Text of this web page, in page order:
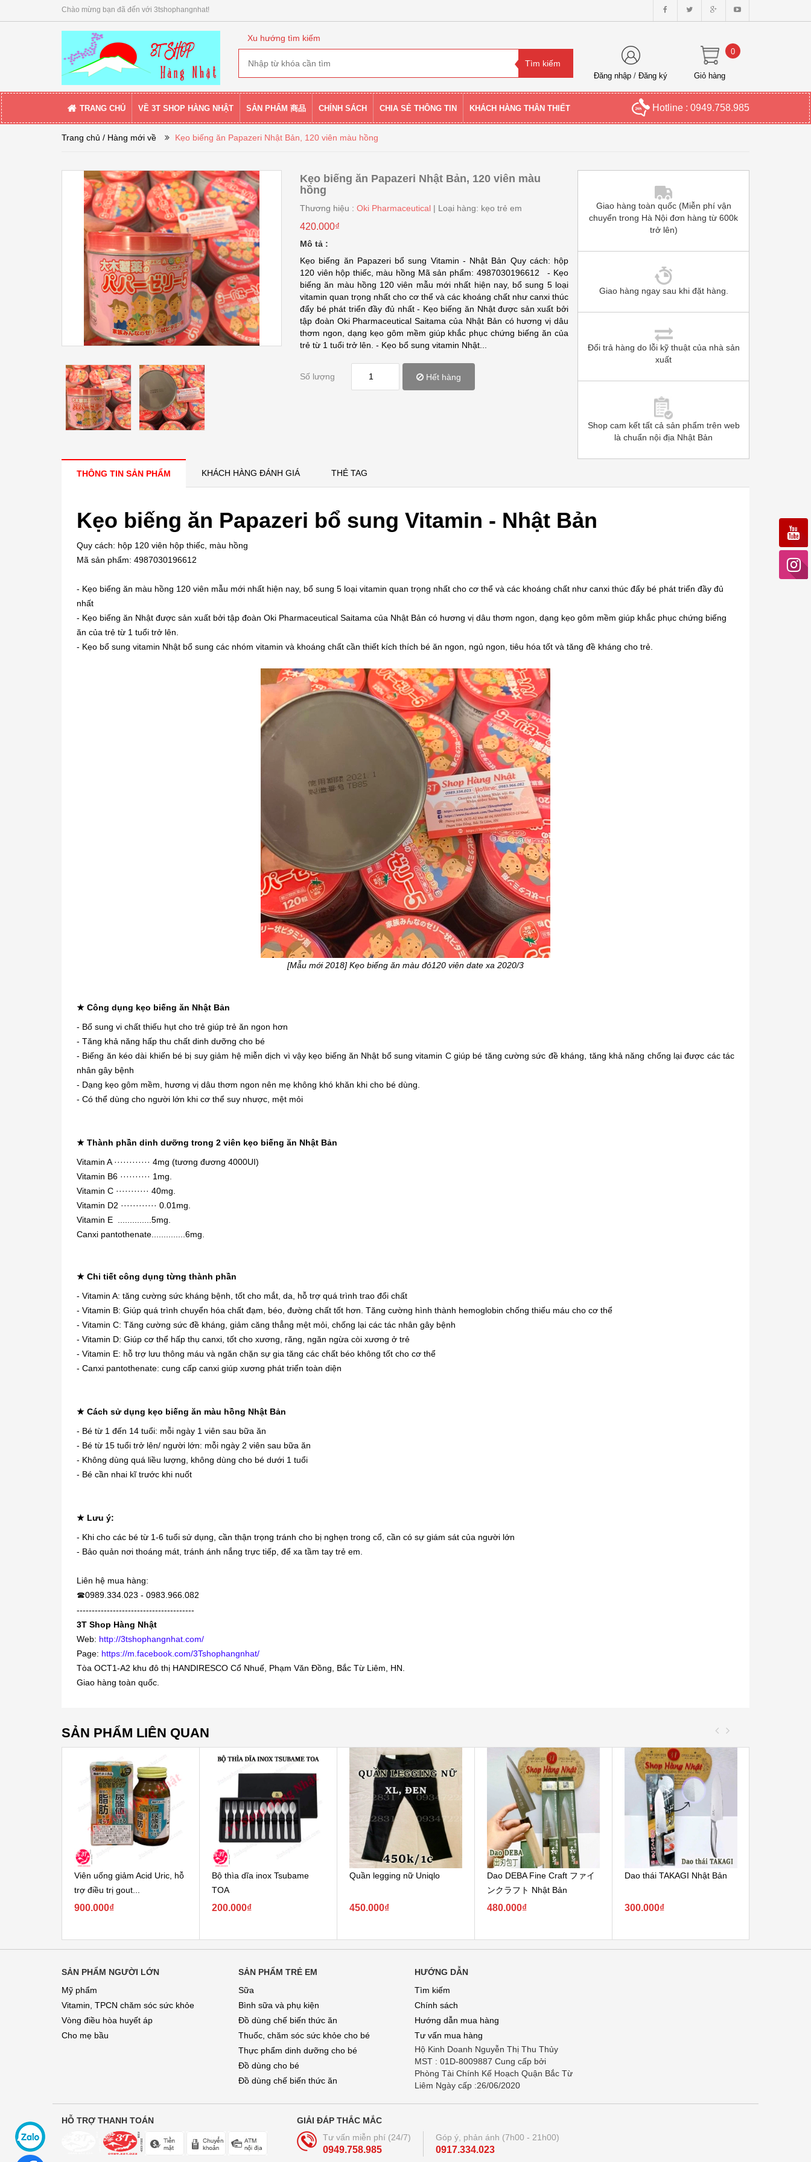
Chào mừng bạn đã đến với 3tshophangnhat!
Xu hướng tìm kiếm
Đăng nhập /Đăng ký Giỏ hàng
0
TRANG CHỦ VỀ 3T SHOP HÀNG NHẬT SẢN PHẨM 商品 CHÍNH SÁCH CHIA SẺ THÔNG TIN KHÁCH HÀNG THÂN THIẾT Hotline : 0949.758.985
Trang chủ / Hàng mới về Kẹo biếng ăn Papazeri Nhật Bản, 120 viên màu hồng
Kẹo biếng ăn Papazeri Nhật Bản, 120 viên màu
hồng
Thương hiệu : Oki Pharmaceutical | Loại hàng: kẹo trẻ em
420.000₫
Mô tả :
Kẹo biếng ăn Papazeri bổ sung Vitamin - Nhật Bản Quy cách: hộp
120 viên hộp thiếc, màu hồng Mã sản phẩm: 4987030196612 - Kẹo
biếng ăn màu hồng 120 viên mẫu mới nhất hiện nay, bổ sung 5 loại
vitamin quan trọng nhất cho cơ thể và các khoáng chất như canxi thúc
đẩy bé phát triển đầy đủ nhất - Kẹo biếng ăn Nhật được sản xuất bởi
tập đoàn Oki Pharmaceutical Saitama của Nhật Bản có hương vị dâu
thơm ngon, dạng kẹo gôm mềm giúp khắc phục chứng biếng ăn của
trẻ từ 1 tuổi trở lên. - Kẹo bổ sung vitamin Nhật...
Số lượng Hết hàng
Giao hàng toàn quốc (Miễn phí vận
chuyển trong Hà Nội đơn hàng từ 600k
trở lên)
Giao hàng ngay sau khi đặt hàng.
Đổi trả hàng do lỗi kỹ thuật của nhà sản
xuất
Shop cam kết tất cả sản phẩm trên web
là chuẩn nội địa Nhật Bản
THÔNG TIN SẢN PHẨM KHÁCH HÀNG ĐÁNH GIÁ THẺ TAG
Kẹo biếng ăn Papazeri bổ sung Vitamin - Nhật Bản
Quy cách: hộp 120 viên hộp thiếc, màu hồng
Mã sản phẩm: 4987030196612
- Kẹo biếng ăn màu hồng 120 viên mẫu mới nhất hiện nay, bổ sung 5 loại vitamin quan trọng nhất cho cơ thể và các khoáng chất như canxi thúc đẩy bé phát triển đầy đủ
nhất
- Kẹo biếng ăn Nhật được sản xuất bởi tập đoàn Oki Pharmaceutical Saitama của Nhật Bản có hương vị dâu thơm ngon, dạng kẹo gôm mềm giúp khắc phục chứng biếng
ăn của trẻ từ 1 tuổi trở lên.
- Kẹo bổ sung vitamin Nhật bổ sung các nhóm vitamin và khoáng chất cần thiết kích thích bé ăn ngon, ngủ ngon, tiêu hóa tốt và tăng đề kháng cho trẻ.
[Mẫu mới 2018] Kẹo biếng ăn màu đỏ120 viên date xa 2020/3
★ Công dụng kẹo biếng ăn Nhật Bản
- Bổ sung vi chất thiếu hụt cho trẻ giúp trẻ ăn ngon hơn
- Tăng khả năng hấp thu chất dinh dưỡng cho bé
- Biếng ăn kéo dài khiến bé bị suy giảm hệ miễn dịch vì vậy kẹo biếng ăn Nhật bổ sung vitamin C giúp bé tăng cường sức đề kháng, tăng khả năng chống lại được các tác
nhân gây bệnh
- Dạng kẹo gôm mềm, hương vị dâu thơm ngon nên mẹ không khó khăn khi cho bé dùng.
- Có thể dùng cho người lớn khi cơ thể suy nhược, mệt mỏi
★ Thành phần dinh dưỡng trong 2 viên kẹo biếng ăn Nhật Bản
Vitamin A ············ 4mg (tương đương 4000UI)
Vitamin B6 ·········· 1mg.
Vitamin C ··········· 40mg.
Vitamin D2 ············ 0.01mg.
Vitamin E ..............5mg.
Canxi pantothenate..............6mg.
★ Chi tiết công dụng từng thành phần
- Vitamin A: tăng cường sức kháng bệnh, tốt cho mắt, da, hỗ trợ quá trình trao đổi chất
- Vitamin B: Giúp quá trình chuyển hóa chất đạm, béo, đường chất tốt hơn. Tăng cường hình thành hemoglobin chống thiếu máu cho cơ thể
- Vitamin C: Tăng cường sức đề kháng, giảm căng thẳng mệt mỏi, chống lại các tác nhân gây bệnh
- Vitamin D: Giúp cơ thể hấp thụ canxi, tốt cho xương, răng, ngăn ngừa còi xương ở trẻ
- Vitamin E: hỗ trợ lưu thông máu và ngăn chặn sự gia tăng các chất béo không tốt cho cơ thể
- Canxi pantothenate: cung cấp canxi giúp xương phát triển toàn diện
★ Cách sử dụng kẹo biếng ăn màu hồng Nhật Bản
- Bé từ 1 đến 14 tuổi: mỗi ngày 1 viên sau bữa ăn
- Bé từ 15 tuổi trở lên/ người lớn: mỗi ngày 2 viên sau bữa ăn
- Không dùng quá liều lượng, không dùng cho bé dưới 1 tuổi
- Bé cần nhai kĩ trước khi nuốt
★ Lưu ý:
- Khi cho các bé từ 1-6 tuổi sử dụng, cần thận trọng tránh cho bị nghẹn trong cổ, cần có sự giám sát của người lớn
- Bảo quản nơi thoáng mát, tránh ánh nắng trực tiếp, để xa tầm tay trẻ em.
Liên hệ mua hàng:
☎0989.334.023 - 0983.966.082
---------------------------------------
3T Shop Hàng Nhật
Web: http://3tshophangnhat.com/
Page: https://m.facebook.com/3Tshophangnhat/
Tòa OCT1-A2 khu đô thị HANDIRESCO Cổ Nhuế, Phạm Văn Đồng, Bắc Từ Liêm, HN.
Giao hàng toàn quốc.
SẢN PHẨM LIÊN QUAN
Viên uống giảm Acid Uric, hỗ
trợ điều trị gout...
900.000₫
Bộ thìa dĩa inox Tsubame
TOA
200.000₫
Quần legging nữ Uniqlo
450.000₫
Dao DEBA Fine Craft ファイ
ンクラフト Nhật Bản
480.000₫
Dao thái TAKAGI Nhật Bản
300.000₫
SẢN PHẨM NGƯỜI LỚN
Mỹ phẩm
Vitamin, TPCN chăm sóc sức khỏe
Vòng điều hòa huyết áp
Cho mẹ bầu
SẢN PHẨM TRẺ EM
Sữa
Bình sữa và phụ kiện
Đồ dùng chế biến thức ăn
Thuốc, chăm sóc sức khỏe cho bé
Thực phẩm dinh dưỡng cho bé
Đồ dùng cho bé
Đồ dùng chế biến thức ăn
HƯỚNG DẪN
Tìm kiếm
Chính sách
Hướng dẫn mua hàng
Tư vấn mua hàng
Hộ Kinh Doanh Nguyễn Thị Thu Thủy
MST : 01D-8009887 Cung cấp bởi
Phòng Tài Chính Kế Hoạch Quận Bắc Từ
Liêm Ngày cấp :26/06/2020
HỖ TRỢ THANH TOÁN
GIẢI ĐÁP THẮC MẮC
Tư vấn miễn phí (24/7)
0949.758.985
Góp ý, phản ánh (7h00 - 21h00)
0917.334.023